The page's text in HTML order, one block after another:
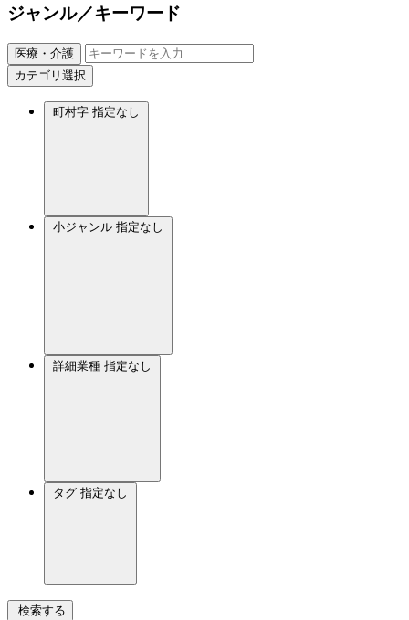
ジャンル／キーワード
医療・介護
カテゴリ選択
町村字 指定なし
小ジャンル 指定なし
詳細業種 指定なし
タグ 指定なし
検索する